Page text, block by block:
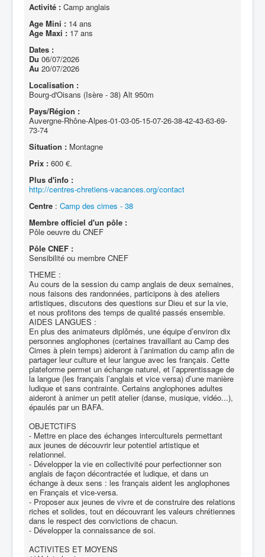
Activité : Camp anglais
Age Mini : 14 ans
Age Maxi : 17 ans
Dates :
Du 06/07/2026
Au 20/07/2026
Localisation :
Bourg-d'Oisans (Isère - 38) Alt 950m
Pays/Région :
Auvergne-Rhône-Alpes-01-03-05-15-07-26-38-42-43-63-69-
73-74
Situation : Montagne
Prix : 600 €.
Plus d'info :
http://centres-chretiens-vacances.org/contact
Centre : Camp des cimes - 38
Membre officiel d'un pôle :
Pôle oeuvre du CNEF
Pôle CNEF :
Sensibilité ou membre CNEF
THEME :
Au cours de la session du camp anglais de deux semaines,
nous faisons des randonnées, participons à des ateliers
artistiques, discutons des questions sur Dieu et sur la vie,
et nous profitons des temps de qualité passés ensemble.
AIDES LANGUES :
En plus des animateurs diplômés, une équipe d’environ dix
personnes anglophones (certaines travaillant au Camp des
Cimes à plein temps) aideront à l’animation du camp afin de
partager leur culture et leur langue avec les français. Cette
plateforme permet un échange naturel, et l’apprentissage de
la langue (les français l’anglais et vice versa) d’une manière
ludique et sans contrainte. Certains anglophones adultes
aideront à animer un petit atelier (danse, musique, vidéo...),
épaulés par un BAFA.
OBJETCTIFS
- Mettre en place des échanges interculturels permettant
aux jeunes de découvrir leur potentiel artistique et
relationnel.
- Développer la vie en collectivité pour perfectionner son
anglais de façon décontractée et ludique, et dans un
échange à deux sens : les français aident les anglophones
en Français et vice-versa.
- Proposer aux jeunes de vivre et de construire des relations
riches et solides, tout en découvrant les valeurs chrétiennes
dans le respect des convictions de chacun.
- Développer la connaissance de soi.
ACTIVITES ET MOYENS